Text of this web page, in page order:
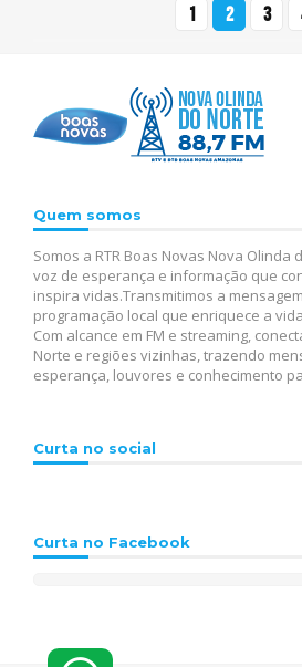
1 2 3
Quem somos
Somos a RTR Boas Novas Nova Olinda
voz de esperança e informação que
inspira vidas.Transmitimos a
programação local que enriquece a
Com alcance em FM e streaming,
Norte e regiões vizinhas, trazendo
esperança, louvores e conhecimento
Curta no social
Curta no Facebook